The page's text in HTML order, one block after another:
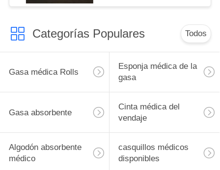
Categorías Populares Todos
Gasa médica Rolls
Esponja médica de la
gasa
Gasa absorbente
Cinta médica del
vendaje
Algodón absorbente
médico
casquillos médicos
disponibles